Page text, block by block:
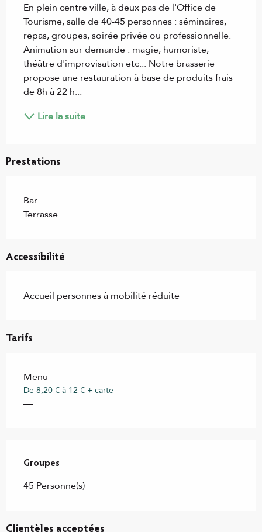
En plein centre ville, à deux pas de l'Office de
Tourisme, salle de 40-45 personnes : séminaires,
repas, groupes, soirée privée ou professionnelle.
Animation sur demande : magie, humoriste,
théâtre d'improvisation etc... Notre brasserie
propose une restauration à base de produits frais
de 8h à 22 h...
Lire la suite
Prestations
Bar
Terrasse
Accessibilité
Accueil personnes à mobilité réduite
Tarifs
Menu
De 8,20 € à 12 € + carte
—
Groupes
Groupes
45 Personne(s)
Clientèles acceptées